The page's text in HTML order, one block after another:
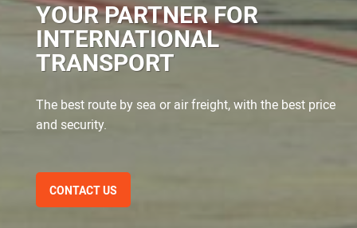
YOUR PARTNER FOR
INTERNATIONAL
TRANSPORT
The best route by sea or air freight, with the best price
and security.
CONTACT US